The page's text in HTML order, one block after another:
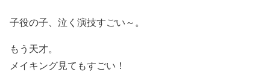
子役の子、泣く演技すごい～。
もう天才。
メイキング見てもすごい！